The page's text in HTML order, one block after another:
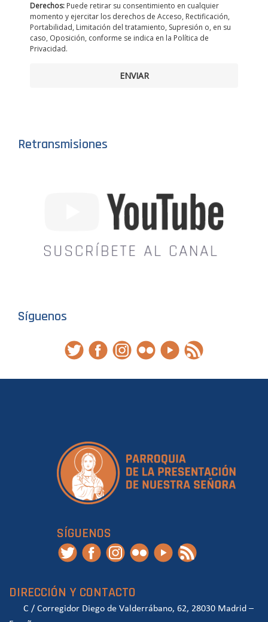
Derechos: Puede retirar su consentimiento en cualquier
momento y ejercitar los derechos de Acceso, Rectificación,
Portabilidad, Limitación del tratamiento, Supresión o, en su
caso, Oposición, conforme se indica en la Política de
Privacidad.
ENVIAR
Retransmisiones
Síguenos
SÍGUENOS
DIRECCIÓN Y CONTACTO
C / Corregidor Diego de Valderrábano, 62, 28030 Madrid –